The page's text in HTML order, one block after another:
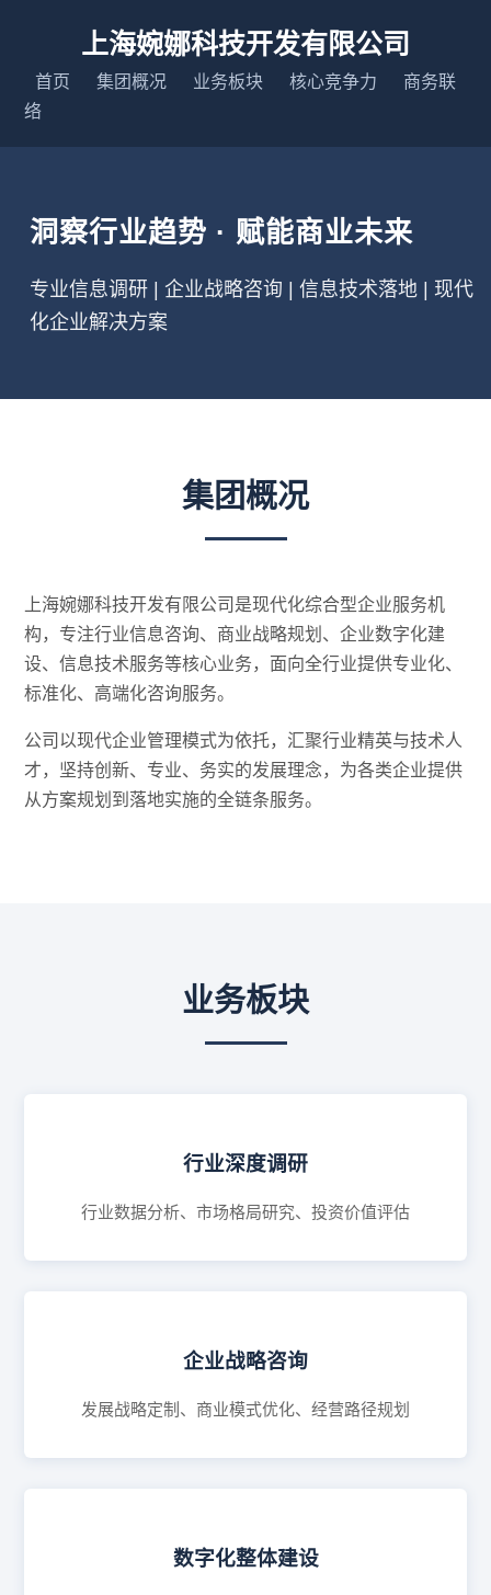
上海婉娜科技开发有限公司
首页 集团概况 业务板块 核心竞争力
商务联
络
洞察行业趋势 · 赋能商业未来
专业信息调研 | 企业战略咨询 | 信息技术落地 | 现代
化企业解决方案
集团概况
上海婉娜科技开发有限公司是现代化综合型企业服务机
构，专注行业信息咨询、商业战略规划、企业数字化建
设、信息技术服务等核心业务，面向全行业提供专业化、
标准化、高端化咨询服务。
公司以现代企业管理模式为依托，汇聚行业精英与技术人
才，坚持创新、专业、务实的发展理念，为各类企业提供
从方案规划到落地实施的全链条服务。
业务板块
行业深度调研
行业数据分析、市场格局研究、投资价值评估
企业战略咨询
发展战略定制、商业模式优化、经营路径规划
数字化整体建设